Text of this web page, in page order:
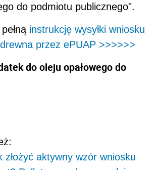
do podmiotu publicznego".
instrukcję wysyłki wniosku
przez ePUAP >>>>>>
do oleju opałowego do
złożyć aktywny wzór wniosku